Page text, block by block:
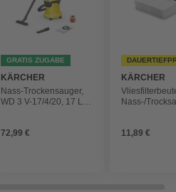
GRATIS ZUGABE
KÄRCHER
Nass-Trockensauger,
WD 3 V-17/4/20, 17 L,
72,99 €
KÄRCHER
Nass-/
4 Stück
11,89 €